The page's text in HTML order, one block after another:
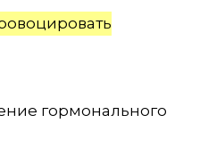
гормонального